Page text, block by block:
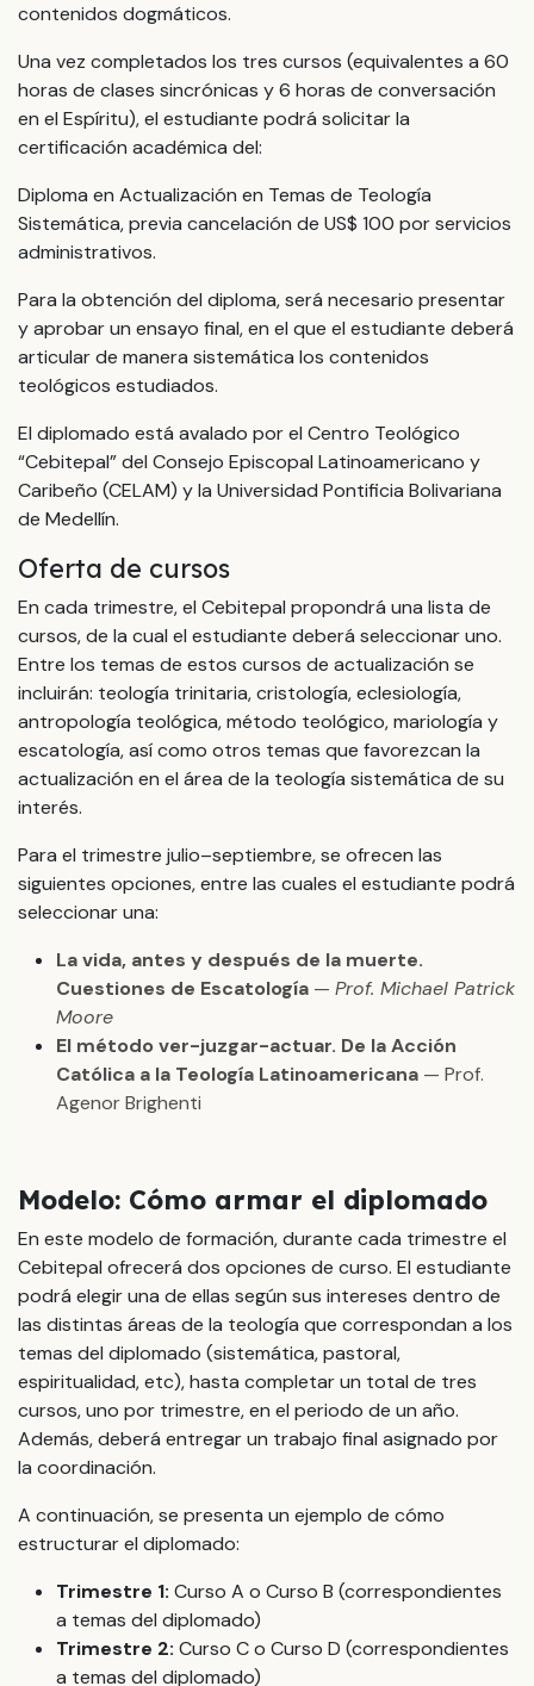
contenidos dogmáticos.
Una vez completados los tres cursos (equivalentes a 60
horas de clases sincrónicas y 6 horas de conversación
en el Espíritu), el estudiante podrá solicitar la
certificación académica del:
Diploma en Actualización en Temas de Teología
Sistemática, previa cancelación de US$ 100 por servicios
administrativos.
Para la obtención del diploma, será necesario presentar
y aprobar un ensayo final, en el que el estudiante deberá
articular de manera sistemática los contenidos
teológicos estudiados.
El diplomado está avalado por el Centro Teológico
“Cebitepal” del Consejo Episcopal Latinoamericano y
Caribeño (CELAM) y la Universidad Pontificia Bolivariana
de Medellín.
Oferta de cursos
En cada trimestre, el Cebitepal propondrá una lista de
cursos, de la cual el estudiante deberá seleccionar uno.
Entre los temas de estos cursos de actualización se
incluirán: teología trinitaria, cristología, eclesiología,
antropología teológica, método teológico, mariología y
escatología, así como otros temas que favorezcan la
actualización en el área de la teología sistemática de su
interés.
Para el trimestre julio–septiembre, se ofrecen las
siguientes opciones, entre las cuales el estudiante podrá
seleccionar una:
La vida, antes y después de la muerte.
Cuestiones de Escatología — Prof. Michael Patrick
Moore
El método ver-juzgar-actuar. De la Acción
Católica a la Teología Latinoamericana — Prof.
Agenor Brighenti
Modelo: Cómo armar el diplomado
En este modelo de formación, durante cada trimestre el
Cebitepal ofrecerá dos opciones de curso. El estudiante
podrá elegir una de ellas según sus intereses dentro de
las distintas áreas de la teología que correspondan a los
temas del diplomado (sistemática, pastoral,
espiritualidad, etc), hasta completar un total de tres
cursos, uno por trimestre, en el periodo de un año.
Además, deberá entregar un trabajo final asignado por
la coordinación.
A continuación, se presenta un ejemplo de cómo
estructurar el diplomado:
Trimestre 1: Curso A o Curso B (correspondientes
a temas del diplomado)
Trimestre 2: Curso C o Curso D (correspondientes
a temas del diplomado)